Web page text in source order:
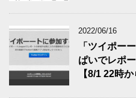
2022/06/16
「ツイポー
ぱいでレポ
【8/1 22時